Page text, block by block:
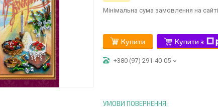
Мінімальна сума замовлення на
Купити Купити з
+380 (97) 291-40-05